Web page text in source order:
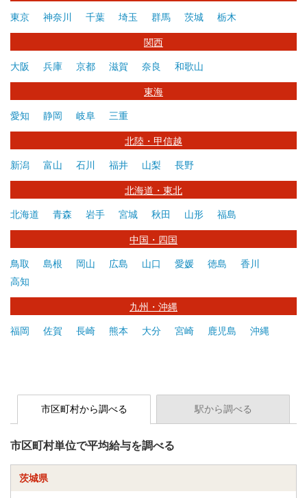
東京 神奈川 千葉 埼玉 群馬 茨城 栃木
関西
大阪 兵庫 京都 滋賀 奈良 和歌山
東海
愛知 静岡 岐阜 三重
北陸・甲信越
新潟 富山 石川 福井 山梨 長野
北海道・東北
北海道 青森 岩手 宮城 秋田 山形 福島
中国・四国
鳥取 島根 岡山 広島 山口 愛媛 徳島
香川
高知
九州・沖縄
福岡 佐賀 長崎 熊本 大分 宮崎 鹿児島 沖縄
市区町村から調べる 駅から調べる
市区町村単位で平均給与を調べる
茨城県